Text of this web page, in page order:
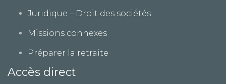
Juridique – Droit des sociétés
Missions connexes
Préparer la retraite
Accès direct